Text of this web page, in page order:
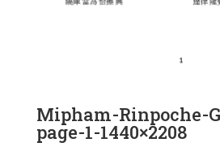
Mipham-Rinpoche-
page-1-1440×2208